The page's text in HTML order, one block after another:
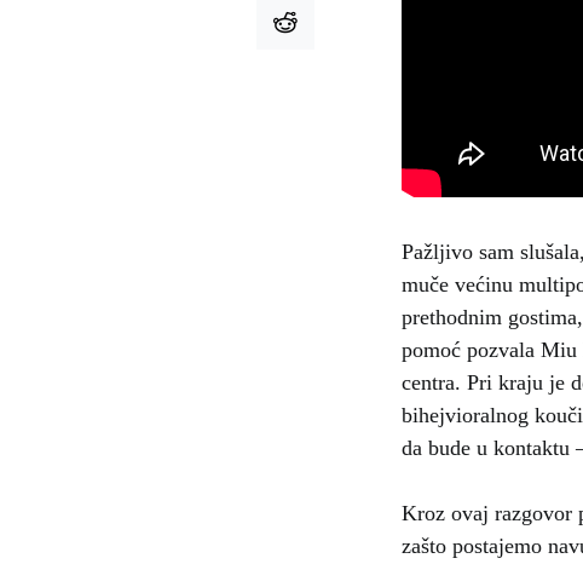
Pažljivo sam
muče većinu
prethodnim
pomoć pozvala
centra. Pri kraju je
bihejvioralnog
da bude u kontaktu
Kroz ovaj razgovor
zašto postajemo